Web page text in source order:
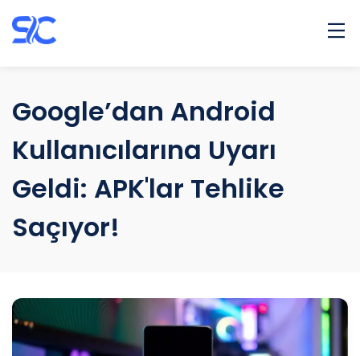
Hakkımda
Banka Hesapları
Projeler
Ürünler
Blog
İletişim
Google’dan Android
Kullanıcılarına Uyarı
Geldi: APK'lar Tehlike
Saçıyor!